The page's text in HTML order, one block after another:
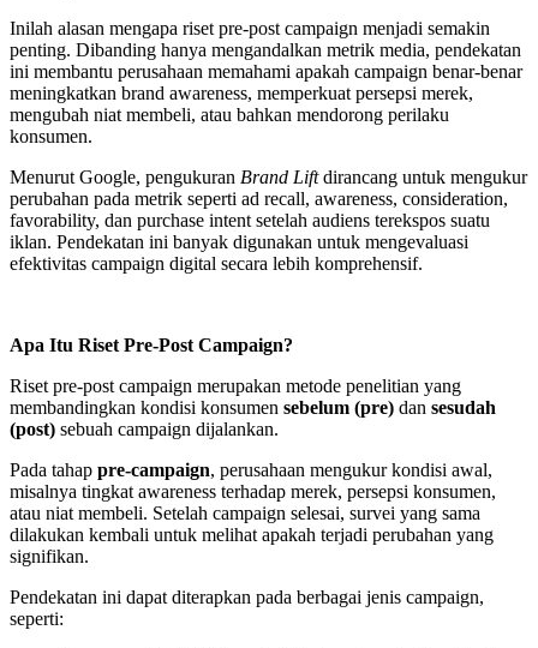
Inilah alasan mengapa riset pre-post campaign menjadi semakin
penting. Dibanding hanya mengandalkan metrik media, pendekatan
ini membantu perusahaan memahami apakah campaign benar-benar
meningkatkan brand awareness, memperkuat persepsi merek,
mengubah niat membeli, atau bahkan mendorong perilaku
konsumen.
Menurut Google, pengukuran Brand Liftdirancang untuk mengukur
perubahan pada metrik seperti ad recall, awareness, consideration,
favorability, dan purchase intent setelah audiens terekspos suatu
iklan. Pendekatan ini banyak digunakan untuk mengevaluasi
efektivitas campaign digital secara lebih komprehensif.
Apa Itu Riset Pre-Post Campaign?
Riset pre-post campaign merupakan metode penelitian yang
membandingkan kondisi konsumen sebelum (pre) dan sesudah
(post) sebuah campaign dijalankan.
Pada tahap pre-campaign, perusahaan mengukur kondisi awal,
misalnya tingkat awareness terhadap merek, persepsi konsumen,
atau niat membeli. Setelah campaign selesai, survei yang sama
dilakukan kembali untuk melihat apakah terjadi perubahan yang
signifikan.
Pendekatan ini dapat diterapkan pada berbagai jenis campaign,
seperti: